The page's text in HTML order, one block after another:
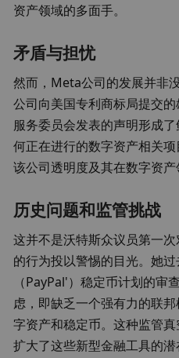
资产领域的多面手。
矛盾与担忧
然而，Meta公司的发展并非
公司向美国专利商标局提交
服务委员会发表的声明形成
何正在进行的数字资产相关
该公司透明度及其在数字资产
历史问题和监管挑战
这并不是沃特斯众议员第一
的行为投以警惕的目光。她
（PayPal'）稳定币计划的审
虑，即缺乏一个强有力的联
字资产和稳定币。这种监管
扩大了这些新型金融工具的潜